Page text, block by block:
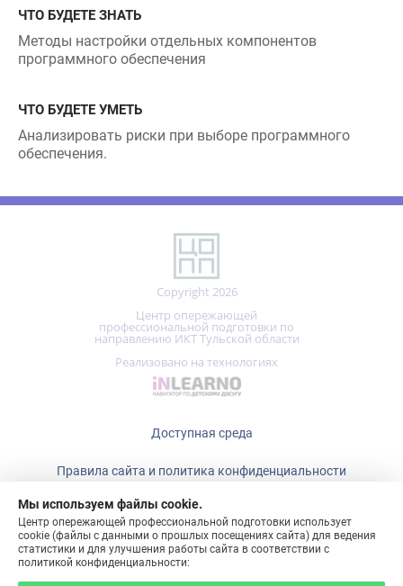
Методы настройки отдельных компонентов
программного обеспечения
Анализировать риски при выборе программного
обеспечения.
Copyright 2026
Центр опережающей
профессиональной подготовки по
направлению ИКТ Тульской области
Реализовано на технологиях
Правила сайта и политика конфиденциальности
465-15-80
Мы используем файлы cookie.
cookie (файлы с данными о прошлых посещениях сайта) для ведения
статистики и для улучшения работы сайта в соответствии с
политикой конфиденциальности:
ПОНЯТНО!